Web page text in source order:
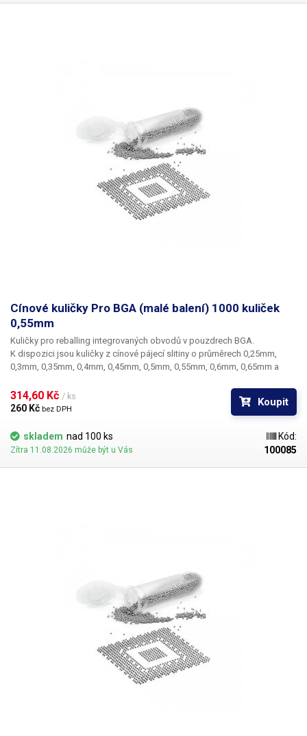
Cínové kuličky Pro BGA (malé balení) 1000 kuliček
0,55mm
Kuličky pro reballing integrovaných obvodů v pouzdrech BGA.
K dispozici jsou kuličky z cínové pájecí slitiny o průměrech 0,25mm,
0,3mm, 0,35mm, 0,4mm, 0,45mm, 0,5mm, 0,55mm, 0,6mm, 0,65mm a
BGA mřížky pro překuličkování. Ampule obsahuje vždy 1000 kusů
kuliček o daném průměru.
314,60 Kč / ks
260 Kč bez DPH
Koupit
skladem nad 100 ks
Zítra 11.08.2026 může být u Vás
Kód:
100085